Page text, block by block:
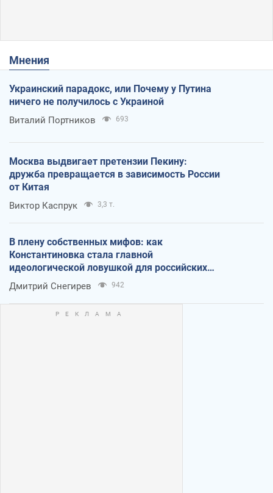
Мнения
Украинский парадокс, или Почему у Путина
ничего не получилось с Украиной
Виталий Портников 693
Москва выдвигает претензии Пекину:
дружба превращается в зависимость России
от Китая
Виктор Каспрук 3,3 т.
В плену собственных мифов: как
Константиновка стала главной
идеологической ловушкой для российских
оккупантов
Дмитрий Снегирев 942